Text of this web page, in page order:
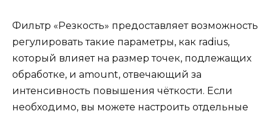
Фильтр «Резкость» предоставляет возможность
регулировать такие параметры, как radius,
который влияет на размер точек, подлежащих
обработке, и amount, отвечающий за
интенсивность повышения чёткости. Если
необходимо, вы можете настроить отдельные